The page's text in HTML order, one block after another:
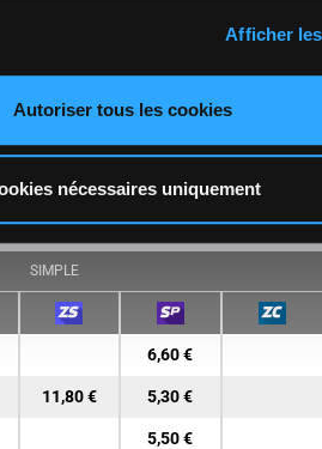
Afficher
Autoriser tous les cookies
nécessaires uniquement
SIMPLE
6,60 €
11,80 € 5,30 €
5,50 €